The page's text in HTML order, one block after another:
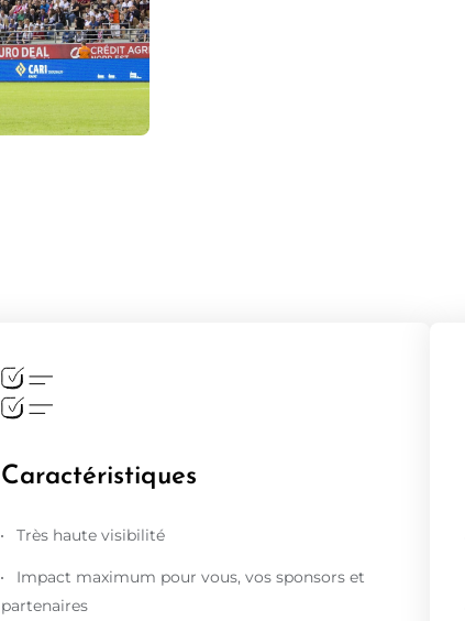
Caractéristiques
Très haute visibilité
Impact maximum pour vous, vos sponsors et
partenaires